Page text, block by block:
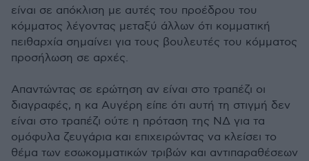
είναι σε απόκλιση με αυτές του προέδρου του
κόμματος λέγοντας μεταξύ άλλων ότι κομματική
πειθαρχία σημαίνει για τους βουλευτές του κόμματος
προσήλωση σε αρχές.
Απαντώντας σε ερώτηση αν είναι στο τραπέζι οι
διαγραφές, η κα Αυγέρη είπε ότι αυτή τη στιγμή δεν
είναι στο τραπέζι ούτε η πρόταση της ΝΔ για τα
ομόφυλα ζευγάρια και επιχειρώντας να κλείσει το
θέμα των εσωκομματικών τριβών και αντιπαραθέσεων